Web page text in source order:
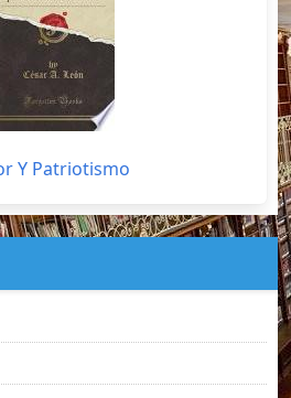
Y Patriotismo